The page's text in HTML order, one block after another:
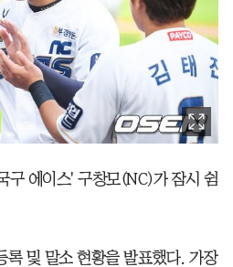
구 에이스' 구창모(NC)가 잠시 쉼
록 및 말소 현황을 발표했다. 가장